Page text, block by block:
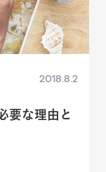
2018.8.2
要な理由と